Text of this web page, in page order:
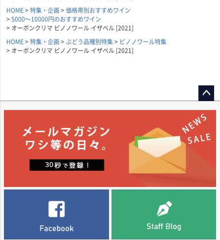
HOME
特集・企画
価格帯別おすすめワイン
5000～10000円のおすすめワイン
オーボンクリマ ピノノワール イザベル [2021]
HOME
特集・企画 ぶどう品種別特集
ピノノワール特集
オーボンクリマ ピノノワール イザベル [2021]
ジト
へ